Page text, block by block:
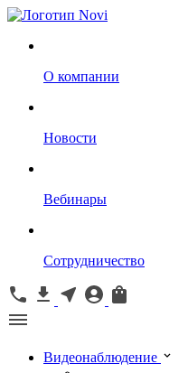
О компании
Новости
Вебинары
Сотрудничество
Видеонаблюдение